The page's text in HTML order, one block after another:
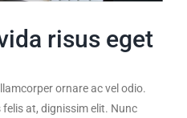
risus eget
ornare ac vel odio.
at, dignissim elit. Nunc